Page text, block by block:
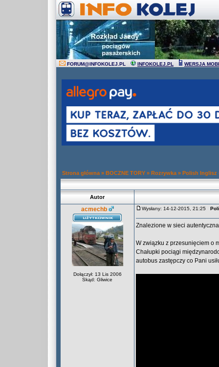
FORUM@INFOKOLEJ.PL INFOKOLEJ.PL WERSJA
Strona główna » BOCZNE TORY » Rozrywka » Polish Inglisz
Autor
acmechb
Dołączył: 13 Lis 2006
Skąd: Gliwice
Wysłany: 14-12-2015, 21:25
Znalezione w sieci
W związku z przesunięciem o
Chałupki pociągi
autobus zastępczy co Pani